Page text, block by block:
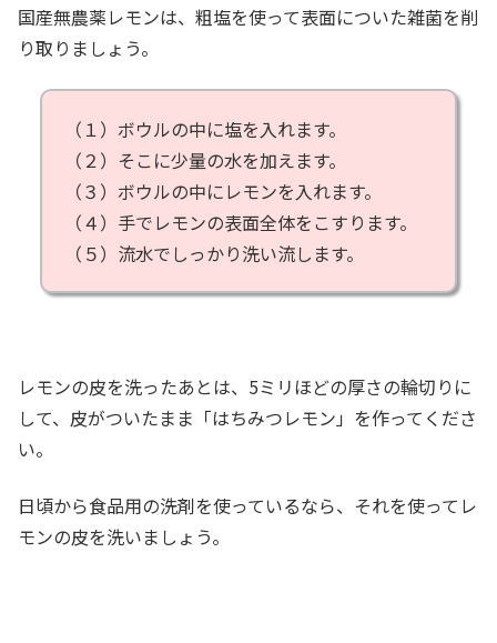
国産無農薬レモンは、粗塩を使って表面についた雑菌を削
り取りましょう。
（１）ボウルの中に塩を入れます。
（２）そこに少量の水を加えます。
（３）ボウルの中にレモンを入れます。
（４）手でレモンの表面全体をこすります。
（５）流水でしっかり洗い流します。
レモンの皮を洗ったあとは、5ミリほどの厚さの輪切りに
して、皮がついたまま「はちみつレモン」を作ってくださ
い。
日頃から食品用の洗剤を使っているなら、それを使ってレ
モンの皮を洗いましょう。